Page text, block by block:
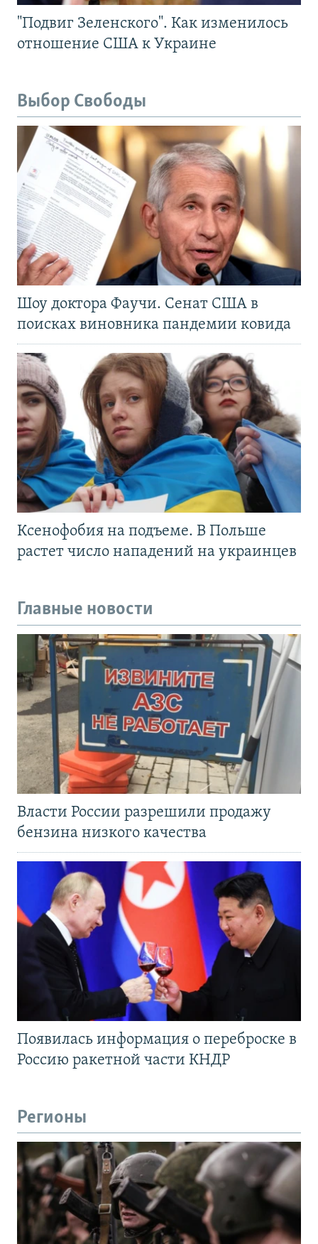
"Подвиг Зеленского". Как изменилось
отношение США к Украине
Выбор Свободы
Шоу доктора Фаучи. Сенат США в
поисках виновника пандемии ковида
Ксенофобия на подъеме. В Польше
растет число нападений на украинцев
Главные новости
Власти России разрешили продажу
бензина низкого качества
Появилась информация о переброске в
Россию ракетной части КНДР
Регионы